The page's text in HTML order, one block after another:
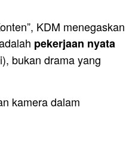
KDM menegaskan
pekerjaan nyata
bukan drama yang
kamera dalam